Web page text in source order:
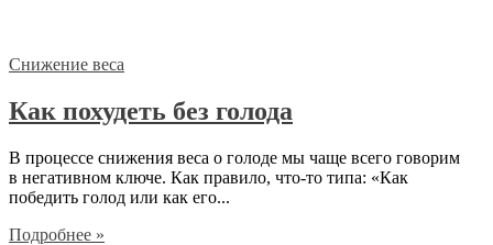
Снижение веса
Как похудеть без голода
В процессе снижения веса о голоде мы чаще всего говорим
в негативном ключе. Как правило, что-то типа: «Как
победить голод или как его...
Подробнее »